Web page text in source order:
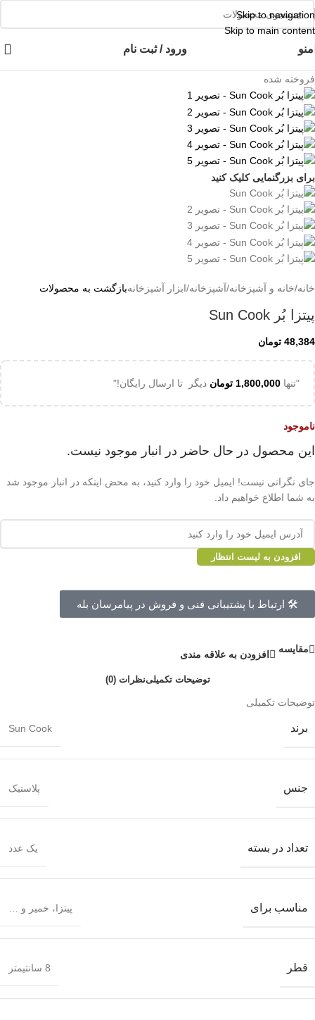
Skip to navigation
Skip to main content
منو ورود / ثبت نام
فروخته شده
برای بزرگنمایی کلیک کنید
خانه/خانه و آشپزخانه/آشپزخانه/ابزار آشپزخانهبازگشت به محصولات
پیتزا بُر Sun Cook
48,384 تومان
"تنها 1,800,000 تومان دیگر تا ارسال رایگان!"
ناموجود
این محصول در حال حاضر در انبار موجود نیست.
جای نگرانی نیست! ایمیل خود را وارد کنید، به محض اینکه در انبار موجود شد
به شما اطلاع خواهیم داد.
افزودن به لیست انتظار
🛠 ارتباط با پشتیبانی فنی و فروش در پیامرسان بله
مقايسه افزودن به علاقه مندی
توضیحات تکمیلینظرات (0)
توضیحات تکمیلی
برند Sun Cook
جنس پلاستیک
تعداد در بسته یک عدد
مناسب برای پیتزا، خمیر و …
قطر 8 سانتیمتر